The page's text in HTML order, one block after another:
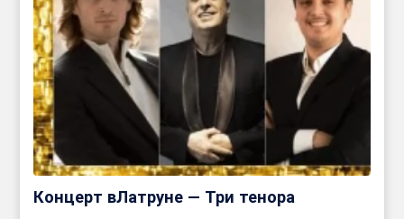
Концерт вЛатруне — Три тенора